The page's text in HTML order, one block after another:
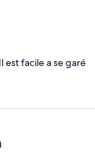
est facile a se garé